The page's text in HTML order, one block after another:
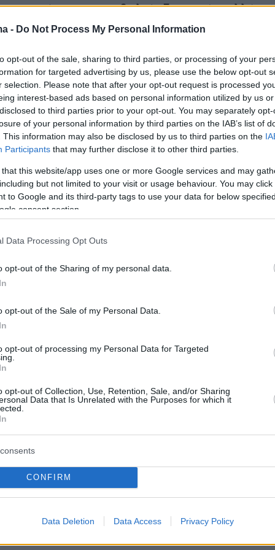
- Do Not Process My Personal Information
opt-out of the sale, sharing to third parties, or processing of your
for targeted advertising by us, please use the below opt-out
selection. Please note that after your opt-out request is processed
interest-based ads based on personal information utilized by us
to third parties prior to your opt-out. You may separately
of your personal information by third parties on the IAB’s list of
This information may also be disclosed by us to third parties on the
Participants that may further disclose it to other third parties.
that this website/app uses one or more Google services and may
but not limited to your visit or usage behaviour. You may
to Google and its third-party tags to use your data for below
consent section.
Data Processing Opt Outs
opt-out of the Sharing of my personal data.
opt-out of the Sale of my Personal Data.
opt-out of processing my Personal Data for Targeted
opt-out of Collection, Use, Retention, Sale, and/or Sharing
Data that Is Unrelated with the Purposes for which it
CONFIRM
Data Deletion Data Access Privacy Policy
τον πρώτο να πυροβολεί εξ επαφής, αλλά ο
πέφτει πάνω του κι αρχίζει μια μάχη σώμα
επίσης από κοντινή απόσταση.
WARNING🚨
Timur Khizriev was shot by two masked men in
of a residential building.
shot in the back, Khiztiev took down one attacker
several more times
alive and in surgery
SJUOVaIeJA
Casuals (@Combat_Casuals)
να ξεφύγει, παρά τα τραύματά του,
του. Ο αθλητής τωνπολεμικών τεχνώνέχει
στον ώμο, το στήθος και το χέρι, αλλά
σε σταθερή κατάσταση και εκτός κινδύνου,
ΜΜΕ να αναφέρουν ότι η υπόθεση αφορά
ή ξεκαθάρισμα λογαριασμών.
ασφαλείας έχουν ξεκινήσει έρευνα για τον
δραστών, οι οποίοι διέφυγαν με